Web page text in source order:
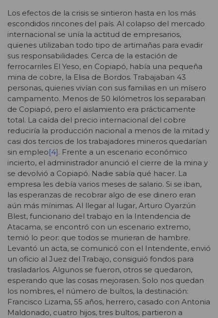
Los efectos de la crisis se sintieron hasta en los más
escondidos rincones del país. Al colapso del mercado
internacional se unía la actitud de empresarios,
quienes utilizaban todo tipo de artimañas para evadir
sus responsabilidades. Cerca de la estación de
ferrocarriles El Yeso, en Copiapó, había una pequeña
mina de cobre, la Elisa de Bordos. Trabajaban 43
personas, quienes vivían con sus familias en un mísero
campamento. Menos de 50 kilómetros los separaban
de Copiapó, pero el aislamiento era prácticamente
total. La caída del precio internacional del cobre
reduciría la producción nacional a menos de la mitad y
casi dos tercios de los trabajadores mineros quedarían
sin empleo[4]. Frente a un escenario económico
incierto, el administrador anunció el cierre de la mina y
se devolvió a Copiapó. Nadie sabía qué hacer. La
empresa les debía varios meses de salario. Si se iban,
las esperanzas de recobrar algo de ese dinero eran
aún más mínimas. Al llegar al lugar, Arturo Oyarzún
Blest, funcionario del trabajo en la Intendencia de
Atacama, se encontró con un escenario extremo,
temió lo peor: que todos se murieran de hambre.
Levantó un acta, se comunicó con el Intendente, envió
un oficio al Juez del Trabajo, consiguió fondos para
trasladarlos. Algunos se fueron, otros se quedaron,
esperando que las cosas mejorasen. Solo nos quedan
los nombres, el número de bultos, la destinación:
Francisco Lizama, 55 años, herrero, casado con Antonia
Maldonado, cuatro hijos, tres bultos, partieron a